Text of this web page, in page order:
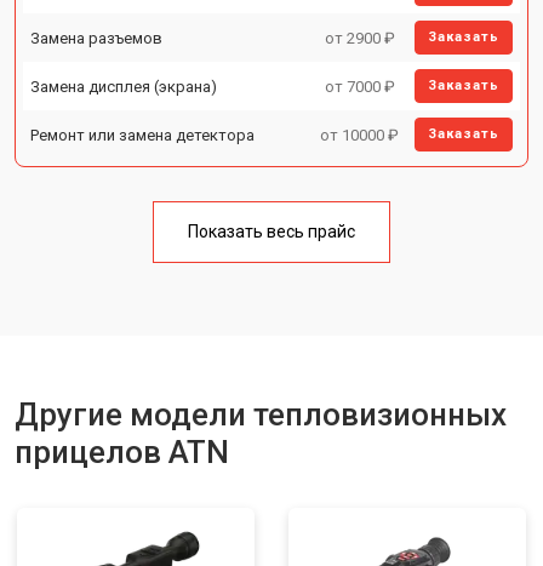
Замена разъемов от 2900 ₽ Заказать
Замена дисплея (экрана) от 7000 ₽ Заказать
Ремонт или замена детектора от 10000 ₽ Заказать
Показать весь прайс
Другие модели тепловизионных
прицелов ATN